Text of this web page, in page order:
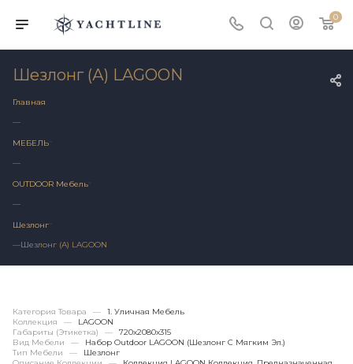
0
Шезлонг (А) LAGOON
Главная
—
МЕБЕЛЬ
—
OUTDOOR Мебель
—
Шезлонг
—Шезлонг (А) LAGOON
Категория Товара —
1. Уличная Мебель
Коллекция
—
LAGOON
Габариты (этикетка)
—
720х2080x315
Вид Мебели
—
Набор Outdoor LAGOON (шезлонг С Мягким Эл.)
Тип Мебели
—
Шезлонг